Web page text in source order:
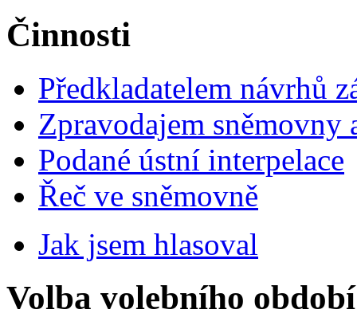
Činnosti
Předkladatelem návrhů
Zpravodajem
Podané ústní interpelace
Řeč ve sněmovně
Jak jsem hlasoval
Volba volebního období